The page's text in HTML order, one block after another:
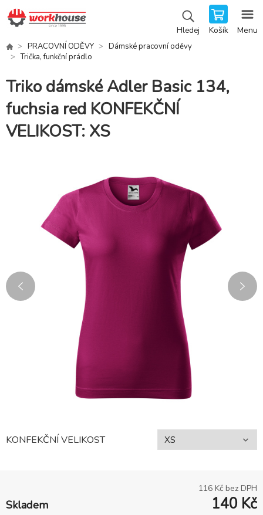
Hledej Košík Menu
PRACOVNÍ ODĚVY
Dámské pracovní oděvy
Trička, funkční prádlo
Triko dámské Adler Basic 134,
fuchsia red KONFEKČNÍ
VELIKOST: XS
KONFEKČNÍ VELIKOST
116 Kč bez DPH
Skladem 140 Kč